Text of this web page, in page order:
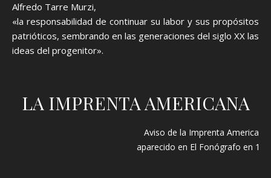
Alfredo Tarre Murzi,
«la responsabilidad de continuar su labor y sus propósitos
patrióticos, sembrando en las generaciones del siglo XX las
ideas del progenitor».
LA IMPRENTA AMERICANA
Aviso de la Imprenta Americana
aparecido en El Fonógrafo en